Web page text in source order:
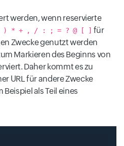
werden, wenn reservierte
) * + , / : ; = ? @ [ ] für
Zwecke genutzt werden
Markieren des Beginns von
Daher kommt es zu
URL für andere Zwecke
als Teil eines